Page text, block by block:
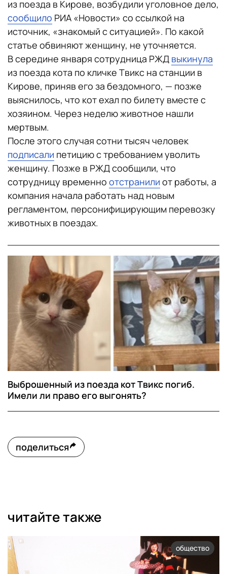
из поезда в Кирове, возбудили уголовное дело,
сообщило РИА «Новости» со ссылкой на
источник, «знакомый с ситуацией». По какой
статье обвиняют женщину, не уточняется.
В середине января сотрудница РЖД выкинула
из поезда кота по кличке Твикс на станции в
Кирове, приняв его за бездомного, — позже
выяснилось, что кот ехал по билету вместе с
хозяином. Через неделю животное нашли
мертвым.
После этого случая сотни тысяч человек
подписали петицию с требованием уволить
женщину. Позже в РЖД сообщили, что
сотрудницу временно отстранили от работы, а
компания начала работать над новым
регламентом, персонифицирующим перевозку
животных в поездах.
Выброшенный из поезда кот Твикс погиб.
Имели ли право его выгонять?
поделиться
читайте также
общество